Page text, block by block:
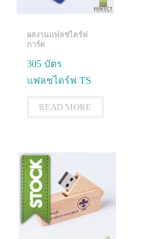
ผลงานแฟลชไดร์ฟ
การ์ด
305 บัตร
แฟลชไดร์ฟ TS
READ MORE